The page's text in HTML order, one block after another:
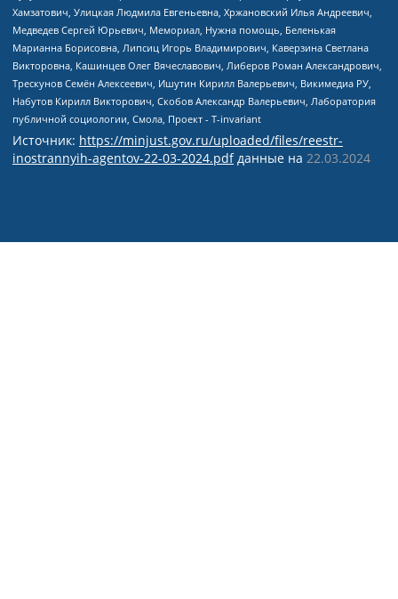
Источник: https://minjust.gov.ru/uploaded/files/reestr-
inostrannyih-agentov-22-03-2024.pdfданные на 22.03.2024